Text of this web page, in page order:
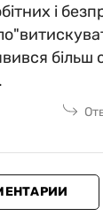
і
більш